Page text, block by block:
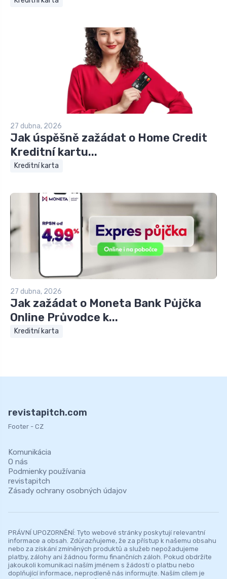
27 dubna, 2026
Jak úspěšně zažádat o Home Credit
Kreditní kartu...
Kreditní karta
27 dubna, 2026
Jak zažádat o Moneta Bank Půjčka
Online Průvodce k...
Kreditní karta
revistapitch.com
Footer - CZ
Komunikácia
O nás
Podmienky používania
revistapitch
Zásady ochrany osobných údajov
PRÁVNÍ UPOZORNĚNÍ: Tyto webové stránky poskytují relevantní
informace a obsah. Zdůrazňujeme, že za přístup k našemu obsahu
nebo za získání zmíněných produktů a služeb nepožadujeme
platby, zálohy ani žádnou formu finančních záloh. Pokud obdržíte
jakoukoli komunikaci naším jménem s žádostí o platbu nebo
doplňující informace, neprodleně nás informujte. Naším cílem je